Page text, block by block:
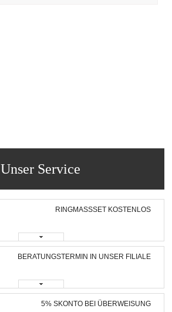
Unser Service
RINGMASSSET KOSTENLOS
BERATUNGSTERMIN IN UNSER FILIALE
5% SKONTO BEI ÜBERWEISUNG